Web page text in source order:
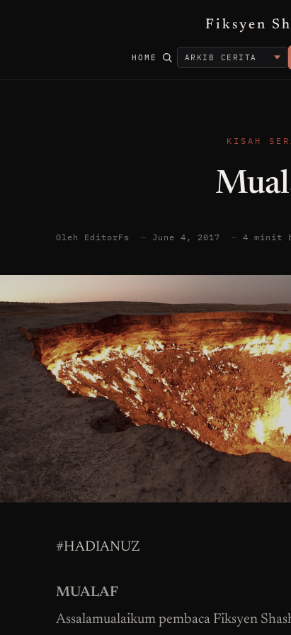
Fiksyen
HOME
KISAH
Oleh EditorFs — June 4, 2017 — 4 minit
#HADIANUZ
MUALAF
Assalamualaikum pembaca Fiksyen